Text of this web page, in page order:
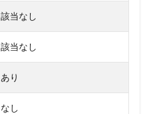
該当なし
該当なし
あり
なし